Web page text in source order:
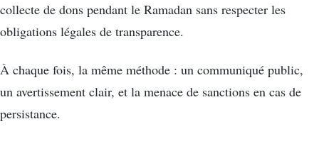
collecte de dons pendant le Ramadan sans respecter les
obligations légales de transparence.
À chaque fois, la même méthode : un communiqué public,
un avertissement clair, et la menace de sanctions en cas de
persistance.